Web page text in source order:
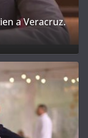
a Veracruz.